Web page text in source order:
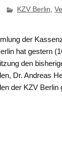
KZV Berlin,
der
hat gestern
den
Dr. Andreas
der KZV Berlin